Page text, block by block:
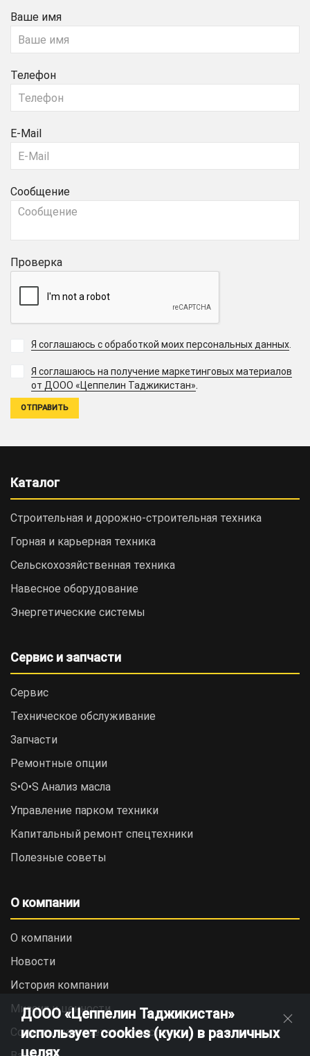
Ваше имя
Телефон
E-Mail
Сообщение
Проверка
Я соглашаюсь с обработкой моих персональных данных.
Я соглашаюсь на получение маркетинговых материалов
от ДООО «Цеппелин Таджикистан».
Каталог
Строительная и дорожно-cтроительная техника
Горная и карьерная техника
Сельскохозяйственная техника
Навесное оборудование
Энергетические системы
Сервис и запчасти
Сервис
Техническое обслуживание
Запчасти
Ремонтные опции
S•O•S Анализ масла
Управление парком техники
Капитальный ремонт спецтехники
Полезные советы
О компании
О компании
Новости
История компании
Миссия и ценности
Социальная ответственность
ДООО «Цеппелин Таджикистан»
использует cookies (куки) в различных
целях